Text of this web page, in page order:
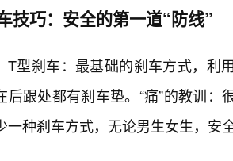
技巧：安全的第一道“防线”
T型刹车：最基础的刹车方式，利
后跟处都有刹车垫。“痛”的教训
一种刹车方式，无论男生女生，安